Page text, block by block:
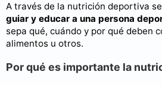
A través de la nutrición deportiva
guiar y educar a una persona
sepa qué, cuándo y por qué deben
alimentos u otros.
Por qué es importante la